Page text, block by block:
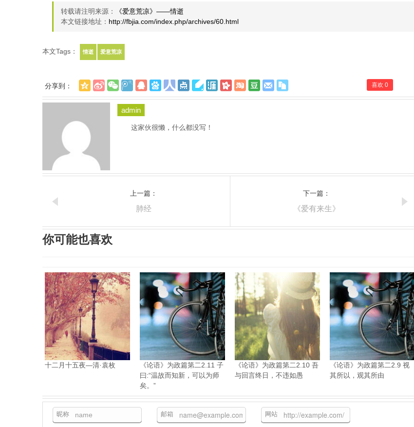
转载请注明来源：
《爱意荒凉》——情逝
本文链接地址： http://fbjia.com/index.php/archives/60.html
本文Tags： 情逝 爱意荒凉
分享到： 喜欢 0
admin
这家伙很懒，什么都没写！
上一篇：
肺经
下一篇：
《爱有来生》
你可能也喜欢
十二月十五夜—清·袁枚
《论语》为政篇第二2.11 子
曰:“温故而知新，可以为师
矣。”
《论语》为政篇第二2.10 吾
与回言终日，不违如愚
《论语》为政篇第二2.9 视
其所以，观其所由
昵称 邮箱 网站